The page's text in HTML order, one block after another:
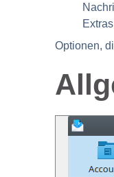
Optionen,